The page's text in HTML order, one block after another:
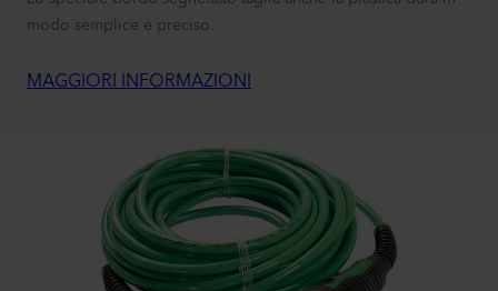
modo semplice e preciso.
MAGGIORI INFORMAZIONI